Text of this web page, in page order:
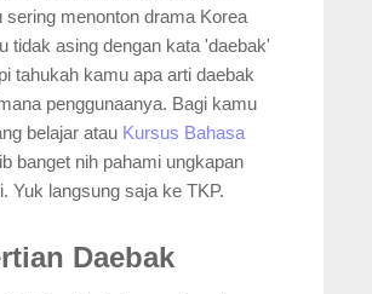
sering menonton drama Korea
tidak asing dengan kata 'daebak'
tahukah kamu apa arti daebak
penggunaanya. Bagi kamu
belajar atau Kursus Bahasa
banget nih pahami ungkapan
Yuk langsung saja ke TKP.
Daebak